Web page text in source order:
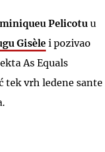
Pelicotu u
Gisèle i pozivao
As Equals
tek vrh ledene sante